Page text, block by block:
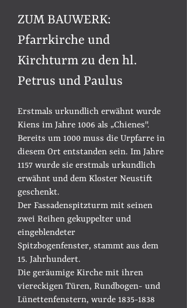
ZUM BAUWERK:
Pfarrkirche und
Kirchturm zu den hl.
Petrus und Paulus
Erstmals urkundlich erwähnt wurde
Kiens im Jahre 1006 als „Chienes".
Bereits um 1000 muss die Urpfarre in
diesem Ort entstanden sein. Im Jahre
1157 wurde sie erstmals urkundlich
erwähnt und dem Kloster Neustift
geschenkt.
Der Fassadenspitzturm mit seinen
zwei Reihen gekuppelter und
eingeblendeter
Spitzbogenfenster, stammt aus dem
15. Jahrhundert.
Die geräumige Kirche mit ihren
viereckigen Türen, Rundbogen- und
Lünettenfenstern, wurde 1835-1838